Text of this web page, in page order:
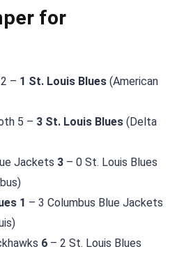
for
– 1 St. Louis Blues (American
5 – 3 St. Louis Blues (Delta
Jackets 3 – 0 St. Louis Blues
1 – 3 Columbus Blue Jackets
6 – 2 St. Louis Blues